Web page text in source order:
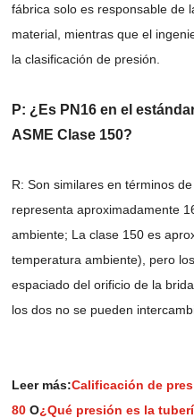
fábrica solo es responsable de
material, mientras que el
la clasificación de presión.
P: ¿Es PN16 en el
ASME Clase 150?
R: Son similares en términos
representa aproximadamente
ambiente; La clase 150 es
temperatura ambiente), pero
espaciado del orificio de la
los dos no se pueden
Leer más:Calificación de
80 O¿Qué presión es la